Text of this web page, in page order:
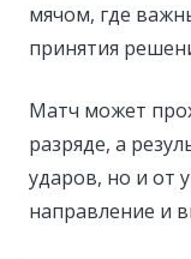
мячом, где
принятия
Матч может
разряде, а
ударов, но и от
направление и